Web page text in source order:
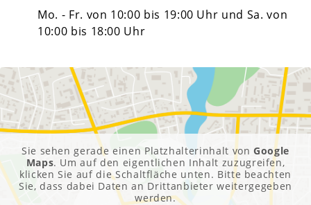
Mo. - Fr. von 10:00 bis 19:00 Uhr und Sa. von
10:00 bis 18:00 Uhr
Sie sehen gerade einen Platzhalterinhalt vonGoogle
Maps. Um auf den eigentlichen Inhalt zuzugreifen,
klicken Sie auf die Schaltfläche unten. Bitte beachten
Sie, dass dabei Daten an Drittanbieter weitergegeben
werden.